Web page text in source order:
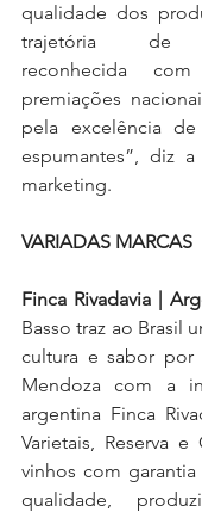
qualidade dos
trajetória de
reconhecida
premiações
pela excelência
espumantes”, diz
marketing.
VARIADAS MARCAS
Finca Rivadavia |
Basso traz ao Brasil
cultura e sabor por
Mendoza com a
argentina Finca
Varietais, Reserva e
vinhos com
qualidade,